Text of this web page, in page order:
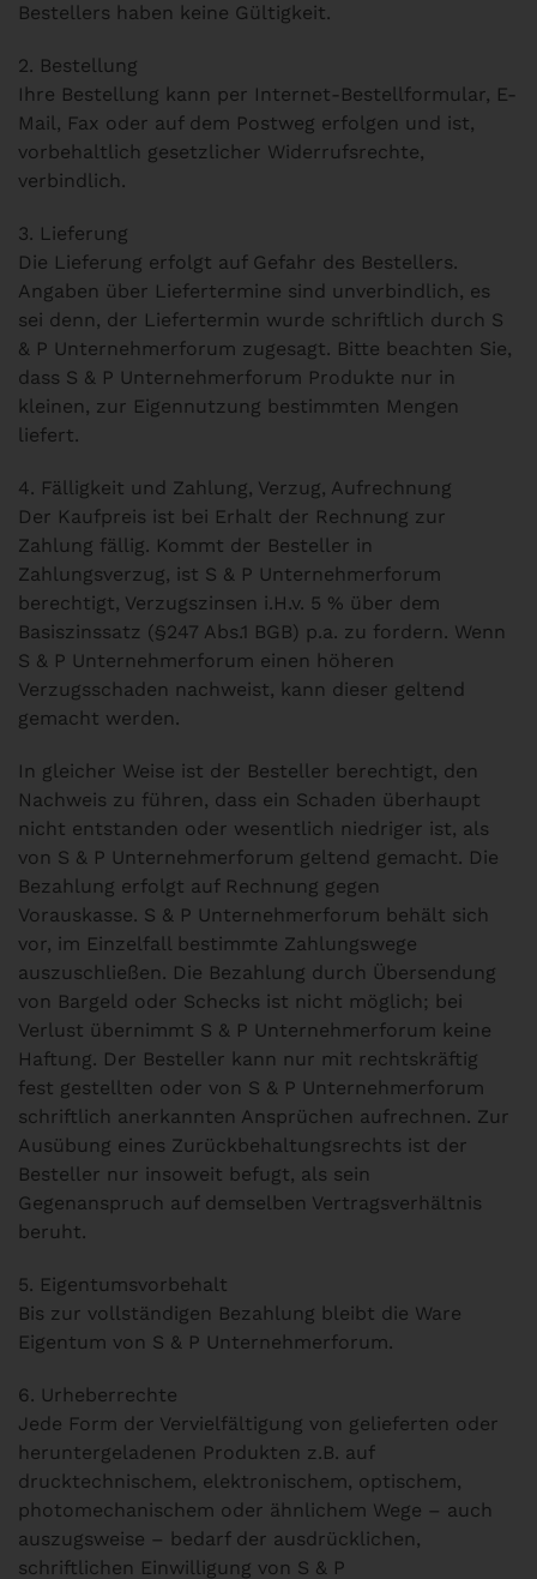
Bestellers haben keine Gültigkeit.
2. Bestellung
Ihre Bestellung kann per Internet-Bestellformular, E-
Mail, Fax oder auf dem Post­weg erfolgen und ist,
vorbehaltlich gesetzlicher Widerrufsrechte,
verbindlich.
3. Lieferung
Die Lieferung erfolgt auf Gefahr des Bestellers.
Angaben über Liefertermine sind unverbindlich, es
sei denn, der Liefertermin wurde schriftlich durch S
& P Unternehmerforum zugesagt. Bitte beachten Sie,
dass S & P Unternehmerforum Produkte nur in
kleinen, zur Eigennutzung bestimmten Mengen
liefert.
4. Fälligkeit und Zahlung, Verzug, Aufrechnung
Der Kaufpreis ist bei Erhalt der Rechnung zur
Zahlung fällig. Kommt der Besteller in
Zahlungsverzug, ist S & P Unternehmerforum
berechtigt, Verzugszinsen i.H.v. 5 % über dem
Basiszinssatz (§247 Abs.1 BGB) p.a. zu fordern. Wenn
S & P Unternehmerforum einen höheren
Verzugsschaden nachweist, kann dieser geltend
gemacht werden.
In gleicher Weise ist der Besteller berechtigt, den
Nachweis zu führen, dass ein Schaden überhaupt
nicht entstanden oder wesentlich niedriger ist, als
von S & P Unternehmerforum geltend gemacht. Die
Bezahlung erfolgt auf Rechnung gegen
Vorauskasse. S & P Unternehmerforum behält sich
vor, im Einzelfall bestimmte Zahlungswege
auszuschließen. Die Bezahlung durch Übersendung
von Bargeld oder Schecks ist nicht möglich; bei
Verlust übernimmt S & P Unternehmerforum keine
Haftung. Der Besteller kann nur mit rechtskräftig
fest gestellten oder von S & P Unternehmerforum
schriftlich anerkannten Ansprüchen aufrechnen. Zur
Ausübung eines Zurückbehaltungsrechts ist der
Besteller nur insoweit befugt, als sein
Gegenanspruch auf demselben Vertragsverhältnis
beruht.
5. Eigentumsvorbehalt
Bis zur vollständigen Bezahlung bleibt die Ware
Eigentum von S & P Unternehmerforum.
6. Urheberrechte
Jede Form der Vervielfältigung von gelieferten oder
heruntergeladenen Produkten z.B. auf
drucktechnischem, elektronischem, optischem,
photomechanischem oder ähnlichem Wege – auch
auszugsweise – bedarf der ausdrücklichen,
schriftlichen Einwilligung von S & P